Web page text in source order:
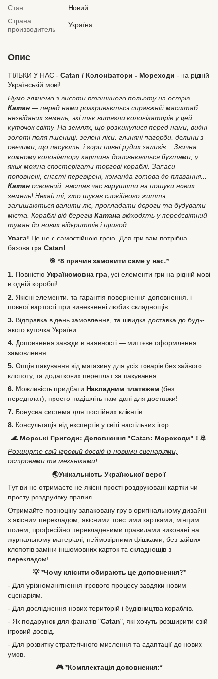
Стан
Новий
Страна
производитель
Україна
Опис
ТІЛЬКИ У НАС - Catan / Колонізатори - Мореходи - на рідній
Українській мові!
Нумо глянемо з висоти пташиного польоту на острів
Катан — перед нами розкривається справжній масштаб
незвіданих земель, які так витягли колонізаторів у цей
куточок світу. На землях, що розкинулися перед нами, видні
золоті поля пшениці, зелені ліси, глиняні пагорби, долини з
овечими, що пасують, і гори повні рудих залигів... Звична
кожному колоніатору картина доповнюється бухтами, у
яких можна спостерігати торгові кораблі. Запаси
поповнені, снасті перевірені, команда готова до плавання...
Катан освоєний, настав час вирушити на пошуки нових
земель! Нехай ті, хто шукав спокійного життя,
залишаються валити ліс, прокладати дороги та будувати
міста. Кораблі від берегів Катана відходять у передсвітний
туман до нових відкриттів і пригод.
Увага! Це не є самостійною грою. Для гри вам потрібна
базова гра Catan!
🎯 *8 причин замовити саме у нас:*
1. Повністю Україномовна гра , усі елементи гри на рідній мові
в одній коробці!
2. Якісні елементи, та гарантія повернення доповнення, і
повної вартості при винекненні любих складнощів.
3. Відправка в день замовлення, та швидка доставка до будь-
якого куточка України.
4. Доповнення завжди в наявності — миттєве оформлення
замовлення.
5. Опція пакування від магазину для усіх товарів без зайвого
клопоту, та додаткових переплат за пакування.
6. Можливість придбати Накладним платежем (без
передплат), просто надішліть нам дані для доставки!
7. Бонусна система для постійних клієнтів.
8. Консультація від експертів у світі настільних ігор.
🌊 Морські Пригоди: Доповнення "Catan: Мореходи" ! 🚢
Розширте свій ігровий досвід із новими сценаріями,
островами та механіками!
🌏Унікальність Української версії
Тут ви не отримаєте не якісні прості роздруковані картки чи
просту роздруківку правил.
Отримайте повноціну запаковану гру в оригінальному дизайні
з якісним перекладом, якісними товстими картками, мінцим
полем, професійно перекладеними правилами виконані на
журнальному матеріалі, неймовірними фішками, без зайвих
клопотів заміни іншомовних карток та складнощів з
перекладом!
💡 *Чому клієнти обирають це доповнення?*
- Для урізноманітнення ігрового процесу завдяки новим
сценаріям.
- Для дослідження нових територій і будівництва кораблів.
- Як подарунок для фанатів "Catan", які хочуть розширити свій
ігровий досвід.
- Для розвитку стратегічного мислення та адаптації до нових
умов.
🎮 *Комплектація доповнення:*